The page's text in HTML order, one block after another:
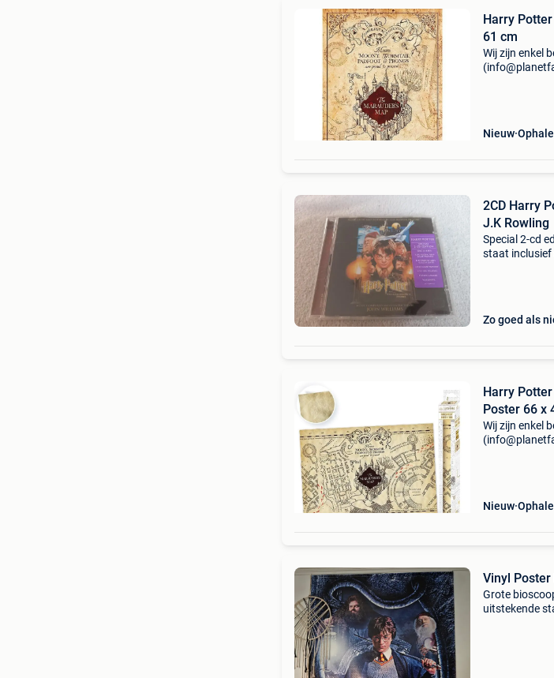
Harry
61 cm
Wij zijn enkel
Nieuw
2CD Harry
J.K Rowling
Special 2-cd
staat inclusief
Zo goed als
Harry
Poster 66 x
Wij zijn enkel
Nieuw
Vinyl
Grote
uitstekende